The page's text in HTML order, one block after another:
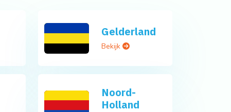
Gelderland
Bekijk
Noord-
Holland